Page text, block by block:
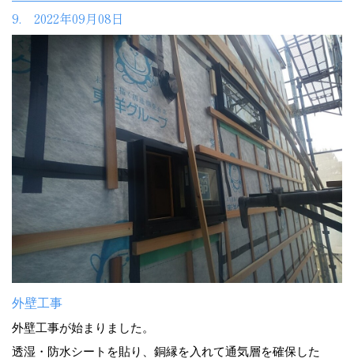
9. 2022年09月08日
外壁工事
外壁工事が始まりました。
透湿・防水シートを貼り、銅縁を入れて通気層を確保した